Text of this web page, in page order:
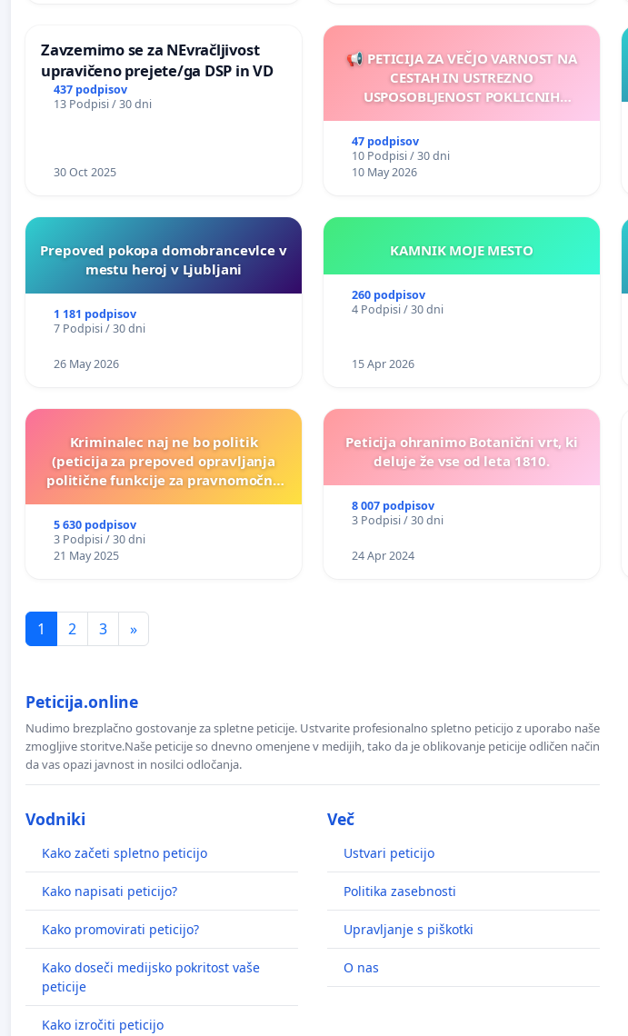
Zavzemimo se za NEvračljivost
upravičeno prejete/ga DSP in VD
437 podpisov
13 Podpisi / 30 dni
30 Oct 2025
📢 PETICIJA ZA VEČJO VARNOST NA
CESTAH IN USTREZNO
USPOSOBLJENOST POKLICNIH
47 podpisov
10 Podpisi / 30 dni
10 May 2026
Prepoved pokopa domobrancevlce v
mestu heroj v Ljubljani
1 181 podpisov
7 Podpisi / 30 dni
26 May 2026
KAMNIK MOJE MESTO
260 podpisov
4 Podpisi / 30 dni
15 Apr 2026
Kriminalec naj ne bo politik
(peticija za prepoved opravljanja
politične funkcije za pravnomočno
5 630 podpisov
3 Podpisi / 30 dni
21 May 2025
Peticija ohranimo Botanični vrt, ki
deluje že vse od leta 1810.
8 007 podpisov
3 Podpisi / 30 dni
24 Apr 2024
1 2 3 »
Peticija.online
Nudimo brezplačno gostovanje za spletne peticije. Ustvarite profesionalno spletno peticijo z uporabo naše
zmogljive storitve.Naše peticije so dnevno omenjene v medijih, tako da je oblikovanje peticije odličen način
da vas opazi javnost in nosilci odločanja.
Vodniki
Kako začeti spletno peticijo
Kako napisati peticijo?
Kako promovirati peticijo?
Kako doseči medijsko pokritost vaše
peticije
Kako izročiti peticijo
Več
Ustvari peticijo
Politika zasebnosti
Upravljanje s piškotki
O nas